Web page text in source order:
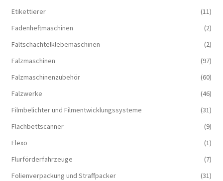
Etikettierer
(11)
Fadenheftmaschinen
(2)
Faltschachtelklebemaschinen
(2)
Falzmaschinen
(97)
Falzmaschinenzubehör
(60)
Falzwerke
(46)
Filmbelichter und Filmentwicklungssysteme
(31)
Flachbettscanner
(9)
Flexo
(1)
Flurförderfahrzeuge
(7)
Folienverpackung und Straffpacker
(31)